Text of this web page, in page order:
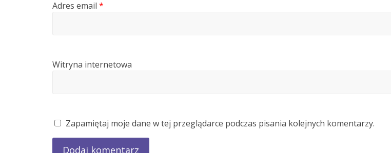
Adres email *
Witryna internetowa
Zapamiętaj moje dane w tej przeglądarce podczas pisania kolejnych komentarzy.